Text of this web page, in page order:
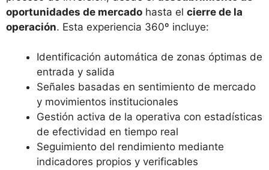
oportunidades de mercado hasta el cierre de la
operación. Esta experiencia 360º incluye:
Identificación automática de zonas óptimas de
entrada y salida
Señales basadas en sentimiento de mercado
y movimientos institucionales
Gestión activa de la operativa con estadísticas
de efectividad en tiempo real
Seguimiento del rendimiento mediante
indicadores propios y verificables